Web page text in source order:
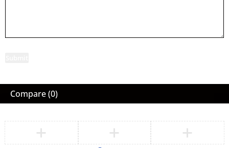
Compare(0)